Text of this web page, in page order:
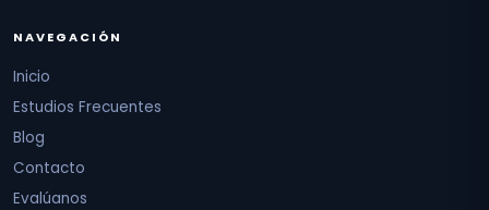
NAVEGACIÓN
Inicio
Estudios Frecuentes
Blog
Contacto
Evalúanos